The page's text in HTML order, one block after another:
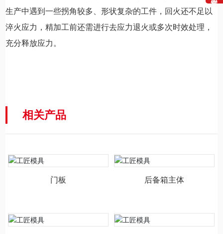
生产中遇到一些拐角较多、形状复杂的工件，回火还不足以
淬火应力，精加工前还需进行去应力退火或多次时效处理，
充分释放应力。
相关产品
门板 后备箱主体